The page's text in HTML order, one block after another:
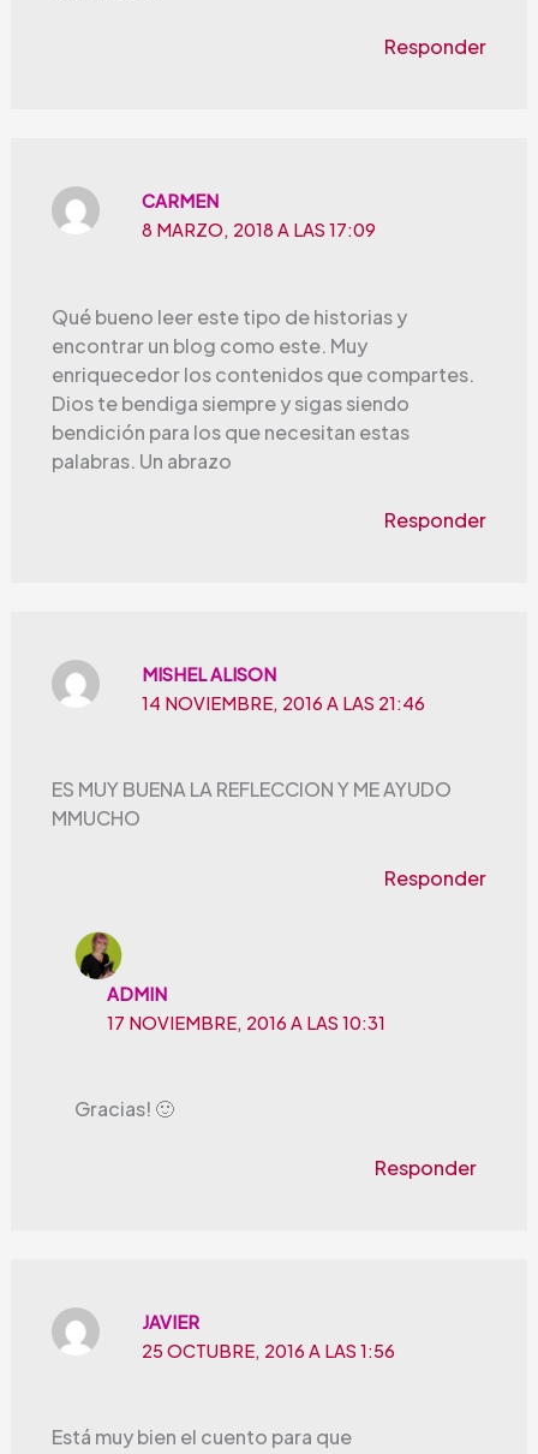
Responder
CARMEN
8 MARZO, 2018 A LAS 17:09
Qué bueno leer este tipo de historias y
encontrar un blog como este. Muy
enriquecedor los contenidos que compartes.
Dios te bendiga siempre y sigas siendo
bendición para los que necesitan estas
palabras. Un abrazo
Responder
MISHEL ALISON
14 NOVIEMBRE, 2016 A LAS 21:46
ES MUY BUENA LA REFLECCION Y ME AYUDO
MMUCHO
Responder
ADMIN
17 NOVIEMBRE, 2016 A LAS 10:31
Gracias! 🙂
Responder
JAVIER
25 OCTUBRE, 2016 A LAS 1:56
Está muy bien el cuento para que